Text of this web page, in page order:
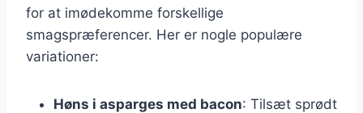
for at imødekomme forskellige
smagspræferencer. Her er nogle populære
variationer:
Høns i asparges med bacon: Tilsæt sprødt